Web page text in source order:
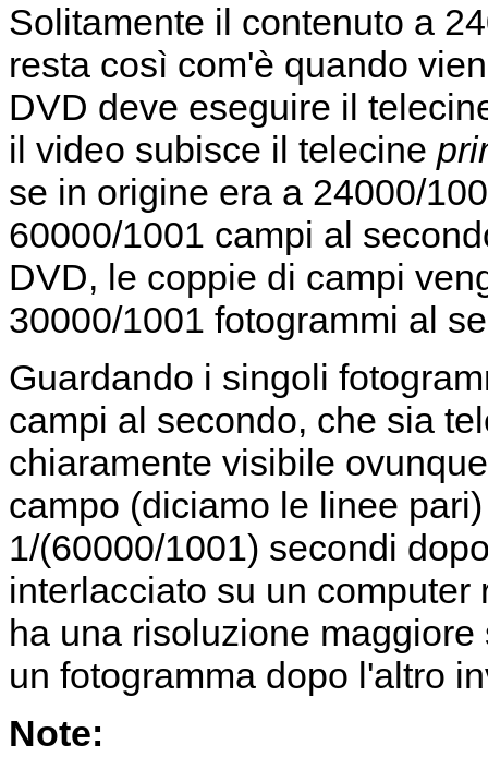
Solitamente il contenuto a
resta così com'è quando
DVD deve eseguire il
il video subisce il telecine
se in origine era a 24000/
60000/1001 campi al
DVD, le coppie di campi
30000/1001 fotogrammi al
Guardando i singoli
campi al secondo, che sia
chiaramente visibile
campo (diciamo le linee
1/(60000/1001) secondi
interlacciato su un
ha una risoluzione
un fotogramma dopo l'altro
Note: